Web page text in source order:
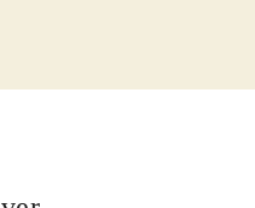
i samme
der alle er
Hver